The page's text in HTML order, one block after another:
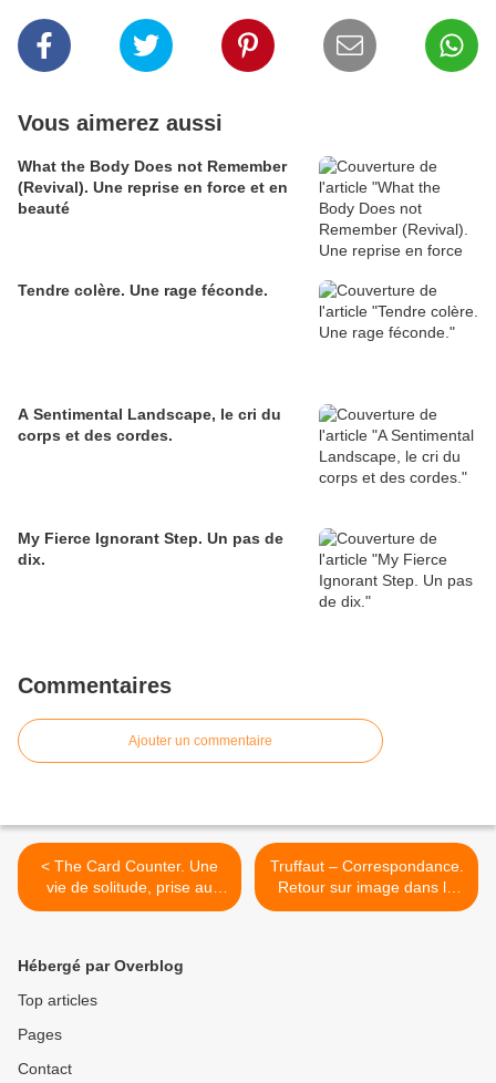
Vous aimerez aussi
What the Body Does not Remember
(Revival). Une reprise en force et en
beauté
Tendre colère. Une rage féconde.
A Sentimental Landscape, le cri du
corps et des cordes.
My Fierce Ignorant Step. Un pas de
dix.
Commentaires
Ajouter un commentaire
< The Card Counter. Une
vie de solitude, prise au
piège du combat entre
Truffaut – Correspondance.
Retour sur image dans la
vie d’un cinéaste
Hébergé par Overblog
Top articles
Pages
Contact